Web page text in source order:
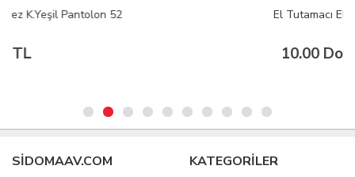
SIDOMAAV.COM KATEGORİLER